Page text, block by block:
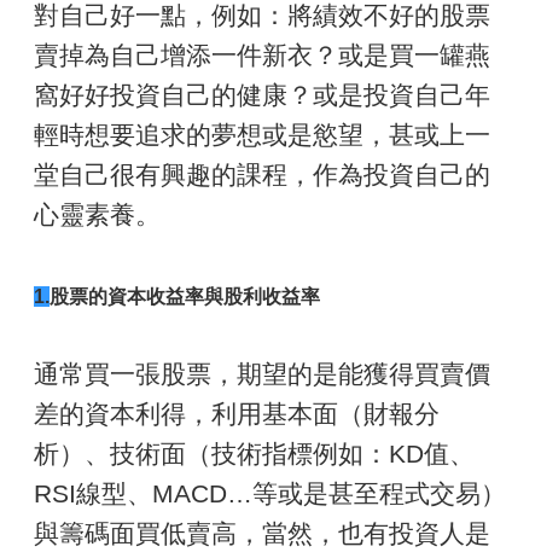
對自己好一點，例如：將績效不好的股票
賣掉為自己增添一件新衣？或是買一罐燕
窩好好投資自己的健康？或是投資自己年
輕時想要追求的夢想或是慾望，甚或上一
堂自己很有興趣的課程，作為投資自己的
心靈素養。
1.股票的資本收益率與股利收益率
通常買一張股票，期望的是能獲得買賣價
差的資本利得，利用基本面（財報分
析）、技術面（技術指標例如：KD值、
RSI線型、MACD…等或是甚至程式交易）
與籌碼面買低賣高，當然，也有投資人是